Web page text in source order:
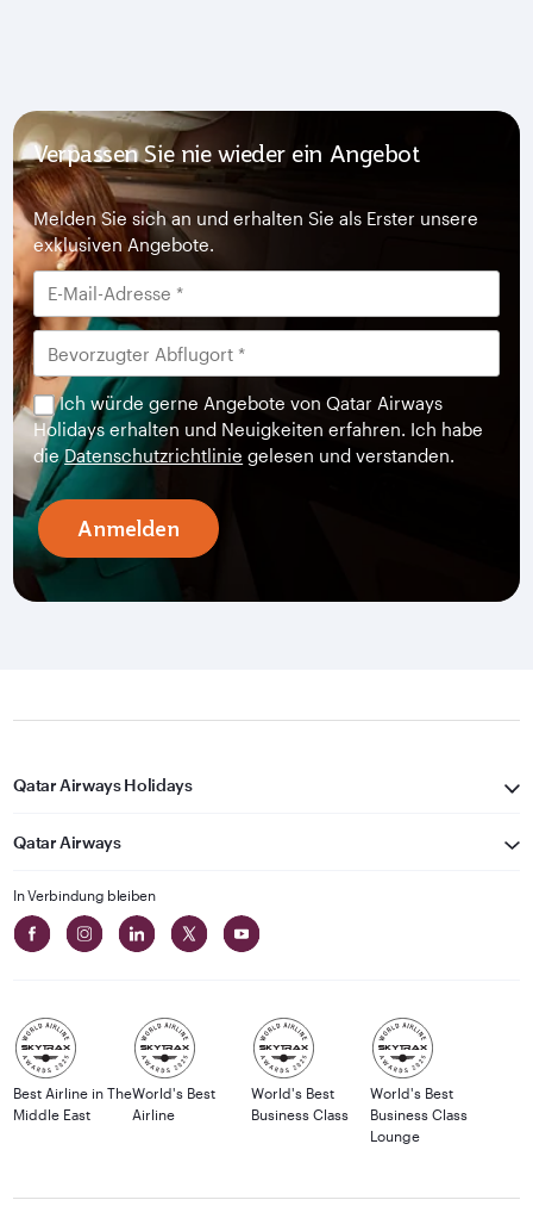
Verpassen Sie nie wieder ein Angebot
Melden Sie sich an und erhalten Sie als Erster unsere
exklusiven Angebote.
Ich würde gerne Angebote von Qatar Airways
Holidays erhalten und Neuigkeiten erfahren. Ich habe
dieDatenschutzrichtlinie gelesen und verstanden.
Anmelden
Qatar Airways Holidays
Qatar Airways
In Verbindung bleiben
Best Airline in The
Middle East
World's Best
Airline
World's Best
Business Class
World's Best
Business Class
Lounge